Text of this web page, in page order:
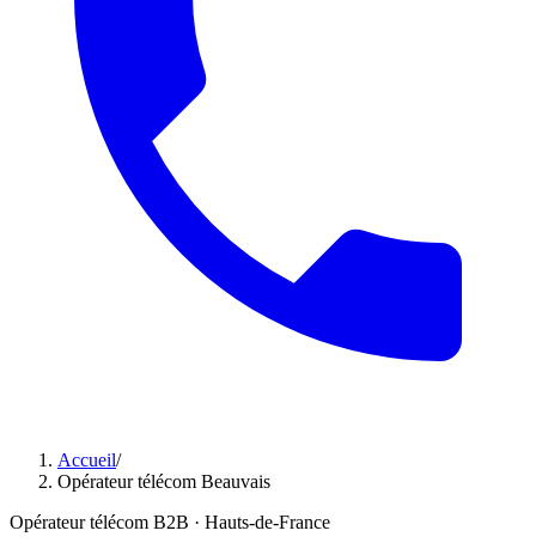
Accueil/
Opérateur télécom Beauvais
Opérateur télécom B2B · Hauts-de-France